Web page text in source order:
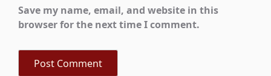
Save my name, email, and website in this
browser for the next time I comment.